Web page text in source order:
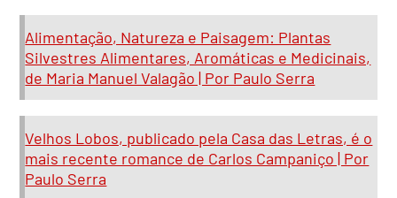
Alimentação, Natureza e Paisagem: Plantas
Silvestres Alimentares, Aromáticas e Medicinais,
de Maria Manuel Valagão | Por Paulo Serra
Velhos Lobos, publicado pela Casa das Letras, é o
mais recente romance de Carlos Campaniço | Por
Paulo Serra